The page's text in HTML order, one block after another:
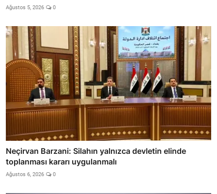
Ağustos 5, 2026 0
Neçirvan Barzani: Silahın yalnızca devletin elinde
toplanması kararı uygulanmalı
Ağustos 6, 2026 0